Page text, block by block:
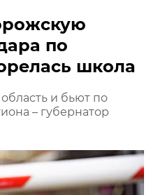
по
школа
и бьют по
– губернатор